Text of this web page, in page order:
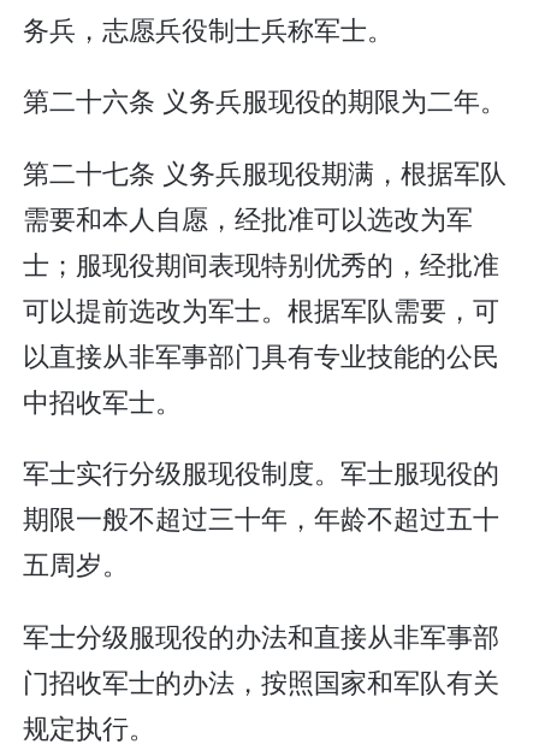
务兵，志愿兵役制士兵称军士。
第二十六条 义务兵服现役的期限为二年。
第二十七条 义务兵服现役期满，根据军队
需要和本人自愿，经批准可以选改为军
士；服现役期间表现特别优秀的，经批准
可以提前选改为军士。根据军队需要，可
以直接从非军事部门具有专业技能的公民
中招收军士。
军士实行分级服现役制度。军士服现役的
期限一般不超过三十年，年龄不超过五十
五周岁。
军士分级服现役的办法和直接从非军事部
门招收军士的办法，按照国家和军队有关
规定执行。